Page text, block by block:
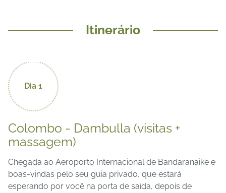
Itinerário
Colombo - Dambulla (visitas +
massagem)
Chegada ao Aeroporto Internacional de Bandaranaike e
boas-vindas pelo seu guia privado, que estará
esperando por você na porta de saída, depois de
Dia 1